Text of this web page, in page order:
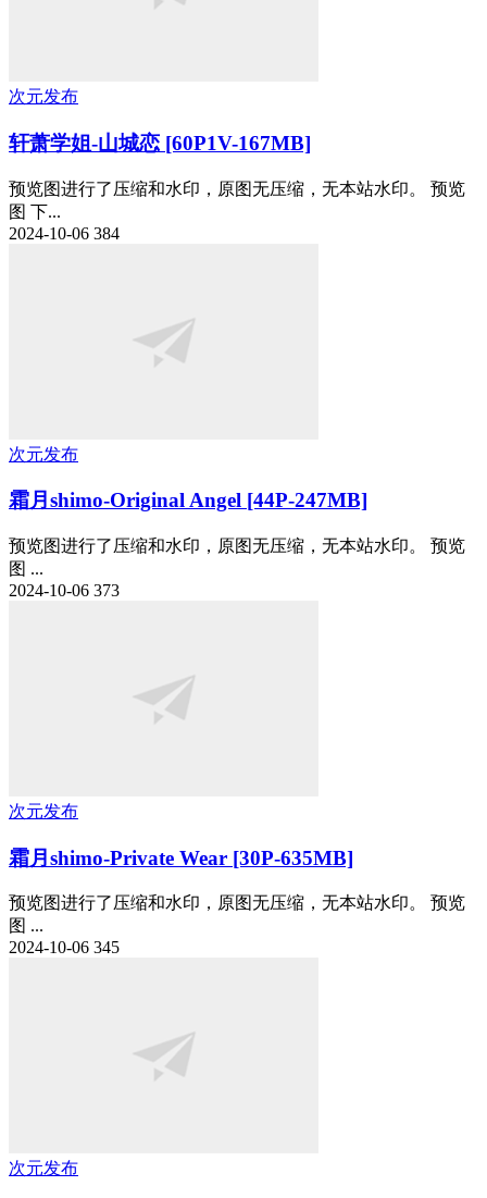
次元发布
轩萧学姐-山城恋 [60P1V-167MB]
预览图进行了压缩和水印，原图无压缩，无本站水印。 预览
图 下...
2024-10-06 384
次元发布
霜月shimo-Original Angel [44P-247MB]
预览图进行了压缩和水印，原图无压缩，无本站水印。 预览
图 ...
2024-10-06 373
次元发布
霜月shimo-Private Wear [30P-635MB]
预览图进行了压缩和水印，原图无压缩，无本站水印。 预览
图 ...
2024-10-06 345
次元发布